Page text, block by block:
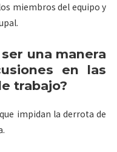
miembros del equipo y
una manera
en las
trabajo?
impidan la derrota de